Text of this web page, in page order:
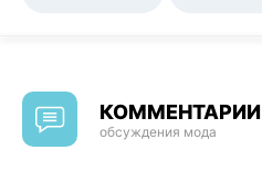
КОММЕНТАРИИ
обсуждения мода